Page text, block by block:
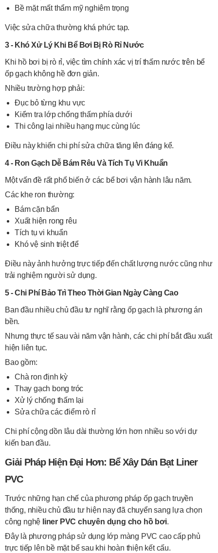
Bề mặt mất thẩm mỹ nghiêm trọng
Việc sửa chữa thường khá phức tạp.
3 - Khó Xử Lý Khi Bể Bơi Bị Rò Rỉ Nước
Khi hồ bơi bị rò rỉ, việc tìm chính xác vị trí thấm nước trên bể
ốp gạch không hề đơn giản.
Nhiều trường hợp phải:
Đục bỏ từng khu vực
Kiểm tra lớp chống thấm phía dưới
Thi công lại nhiều hạng mục cùng lúc
Điều này khiến chi phí sửa chữa tăng lên đáng kể.
4 - Ron Gạch Dễ Bám Rêu Và Tích Tụ Vi Khuẩn
Một vấn đề rất phổ biến ở các bể bơi vận hành lâu năm.
Các khe ron thường:
Bám cặn bẩn
Xuất hiện rong rêu
Tích tụ vi khuẩn
Khó vệ sinh triệt để
Điều này ảnh hưởng trực tiếp đến chất lượng nước cũng như
trải nghiệm người sử dụng.
5 - Chi Phí Bảo Trì Theo Thời Gian Ngày Càng Cao
Ban đầu nhiều chủ đầu tư nghĩ rằng ốp gạch là phương án
bền.
Nhưng thực tế sau vài năm vận hành, các chi phí bắt đầu xuất
hiện liên tục.
Bao gồm:
Chà ron định kỳ
Thay gạch bong tróc
Xử lý chống thấm lại
Sửa chữa các điểm rò rỉ
Chi phí cộng dồn lâu dài thường lớn hơn nhiều so với dự
kiến ban đầu.
Giải Pháp Hiện Đại Hơn: Bể Xây Dán Bạt Liner
PVC
Trước những hạn chế của phương pháp ốp gạch truyền
thống, nhiều chủ đầu tư hiện nay đã chuyển sang lựa chọn
công nghệ liner PVC chuyên dụng cho hồ bơi.
Đây là phương pháp sử dụng lớp màng PVC cao cấp phủ
trực tiếp lên bề mặt bể sau khi hoàn thiện kết cấu.